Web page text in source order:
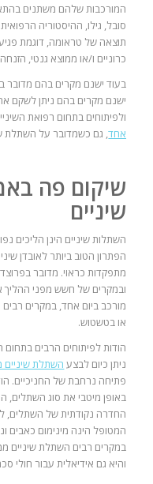
המורכבות שלהם משתנים
סובל, גילו, ההיסטוריה
תוצאה של טראומה, דוגמת
כרוניים ו/או ממוצא גנטי,
בעוד ישנם מקרים בהם מדובר
ישנם מקרים בהם ניתן לשקם
ולפיתוחים בתחום רפואת
אחד, גם כשמדובר על השתלת
שיקום פה
שיניים
השתלות שיניים הינן הליכים
הפתרון הטוב ביותר לאובדן
מתפקדות כראוי. מדובר
ובמקרים של חשש מפני ההליך
מורכב ביום אחד, במקרים רבים
או בטשטוש.
הודות לפיתוחים הרבים
ניתן כיום לבצע השתלת
פתיחה נרחבת של החניכיים.
באופן מיטבי את סוג השתלים,
החדרה נקודתית של השתלים,
המטופל הינה מינימום כאבים
במקרים רבים השתלת
והיא גם אידיאלית עבור חולי